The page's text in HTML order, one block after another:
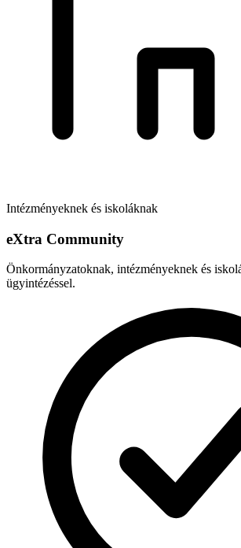
Intézményeknek és iskoláknak
eXtra Community
Önkormányzatoknak, intézményeknek és
ügyintézéssel.